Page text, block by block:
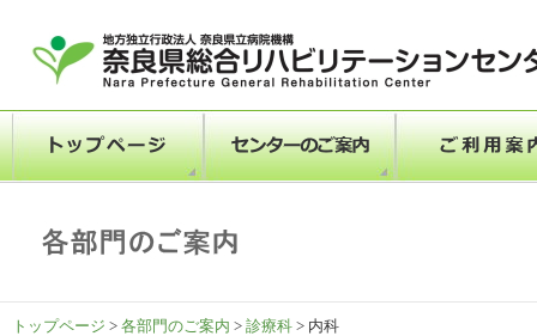
トップページ > 各部門のご案内 > 診療科 > 内科